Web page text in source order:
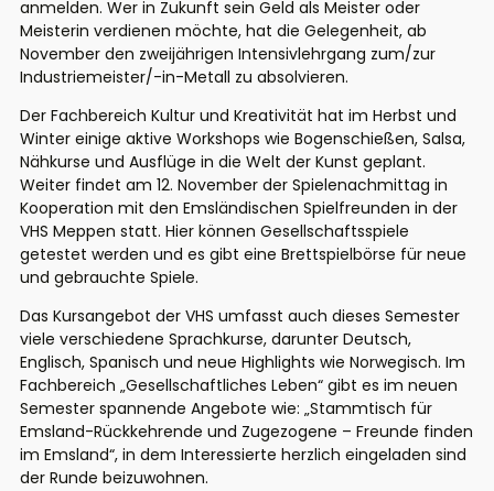
anmelden. Wer in Zukunft sein Geld als Meister oder
Meisterin verdienen möchte, hat die Gelegenheit, ab
November den zweijährigen Intensivlehrgang zum/zur
Industriemeister/-in-Metall zu absolvieren.
Der Fachbereich Kultur und Kreativität hat im Herbst und
Winter einige aktive Workshops wie Bogenschießen, Salsa,
Nähkurse und Ausflüge in die Welt der Kunst geplant.
Weiter findet am 12. November der Spielenachmittag in
Kooperation mit den Emsländischen Spielfreunden in der
VHS Meppen statt. Hier können Gesellschaftsspiele
getestet werden und es gibt eine Brettspielbörse für neue
und gebrauchte Spiele.
Das Kursangebot der VHS umfasst auch dieses Semester
viele verschiedene Sprachkurse, darunter Deutsch,
Englisch, Spanisch und neue Highlights wie Norwegisch. Im
Fachbereich „Gesellschaftliches Leben“ gibt es im neuen
Semester spannende Angebote wie: „Stammtisch für
Emsland-Rückkehrende und Zugezogene – Freunde finden
im Emsland“, in dem Interessierte herzlich eingeladen sind
der Runde beizuwohnen.